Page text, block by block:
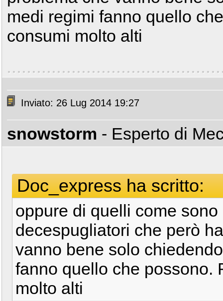
medi regimi fanno quello
consumi molto alti
Inviato: 26 Lug 2014 19:27
snowstorm - Esperto di
Doc_express ha scritto:
oppure di quelli come
decespugliatori che però
vanno bene solo
fanno quello che possono.
molto alti